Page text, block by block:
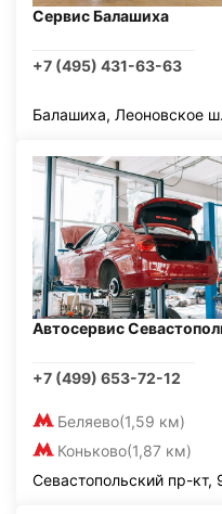
Сервис Балашиха
+7 (495) 431-63-63
Балашиха, Леоновское
Автосервис
+7 (499) 653-72-12
Беляево(1,59 км)
Коньково(1,87 км)
Севастопольский пр-кт,